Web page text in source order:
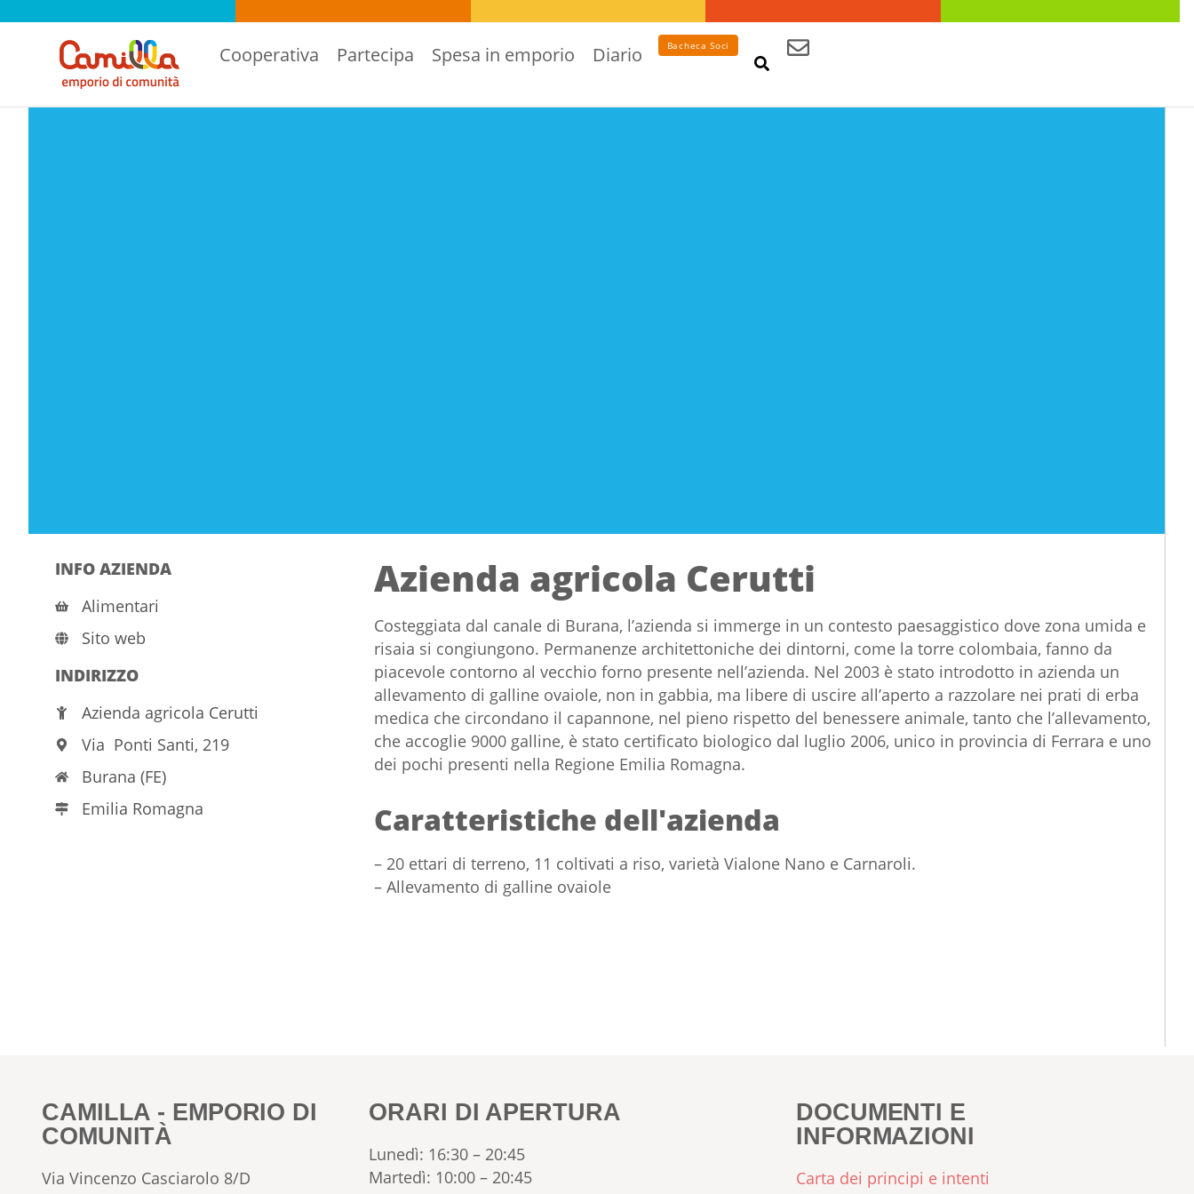
Cooperativa Partecipa Spesa in emporio Diario Bacheca Soci
INFO AZIENDA
Alimentari
Sito web
INDIRIZZO
Azienda agricola Cerutti
Via Ponti Santi, 219
Burana (FE)
Emilia Romagna
Azienda agricola Cerutti
Costeggiata dal canale di Burana, l’azienda si immerge in un contesto paesaggistico dove zona umida e
risaia si congiungono. Permanenze architettoniche dei dintorni, come la torre colombaia, fanno da
piacevole contorno al vecchio forno presente nell’azienda. Nel 2003 è stato introdotto in azienda un
allevamento di galline ovaiole, non in gabbia, ma libere di uscire all’aperto a razzolare nei prati di erba
medica che circondano il capannone, nel pieno rispetto del benessere animale, tanto che l’allevamento,
che accoglie 9000 galline, è stato certificato biologico dal luglio 2006, unico in provincia di Ferrara e uno
dei pochi presenti nella Regione Emilia Romagna.
Caratteristiche dell'azienda
– 20 ettari di terreno, 11 coltivati a riso, varietà Vialone Nano e Carnaroli.
– Allevamento di galline ovaiole
CAMILLA - EMPORIO DI
COMUNITÀ
Via Vincenzo Casciarolo 8/D
ORARI DI APERTURA
Lunedì: 16:30 – 20:45
Martedì: 10:00 – 20:45
DOCUMENTI E
INFORMAZIONI
Carta dei principi e intenti